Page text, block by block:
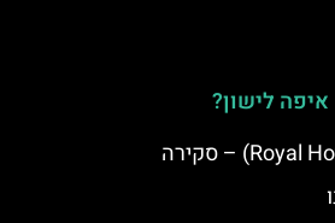
איפה לישון?